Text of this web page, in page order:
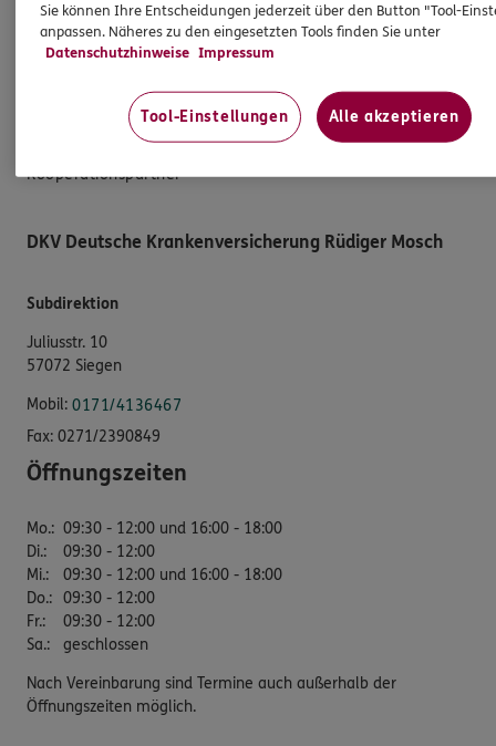
Das könnte Sie auch interessieren
Unsere Agentur
Kooperationspartner
DKV Deutsche Krankenversicherung Rüdiger Mosch
Subdirektion
Juliusstr. 10
57072 Siegen
Mobil: 0171/4136467
Fax: 0271/2390849
Öffnungszeiten
Mo.: 09:30 - 12:00 und 16:00 - 18:00
Di.:
09:30 - 12:00
Mi.:
09:30 - 12:00 und 16:00 - 18:00
Do.: 09:30 - 12:00
Fr.:
09:30 - 12:00
Sa.: geschlossen
Nach Vereinbarung sind Termine auch außerhalb der
Öffnungszeiten möglich.
Sie können Ihre Entscheidungen jederzeit über den Button "Tool-
anpassen. Näheres zu den eingesetzten Tools finden Sie unter
Datenschutzhinweise Impressum
Tool-Einstellungen Alle akzeptieren